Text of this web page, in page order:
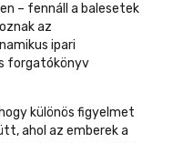
– fennáll a balesetek
az
ipari
forgatókönyv
különös figyelmet
ahol az emberek a